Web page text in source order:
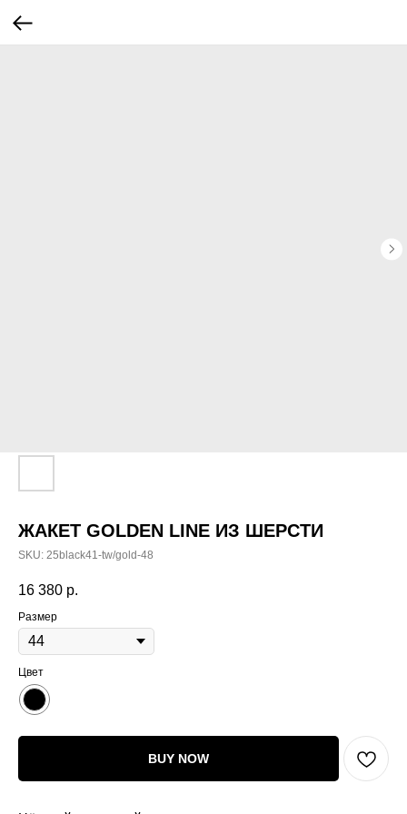
ЖАКЕТ GOLDEN LINE ИЗ ШЕРСТИ
SKU: 25black41-tw/gold-48
16 380 р.
Размер
Цвет
BUY NOW